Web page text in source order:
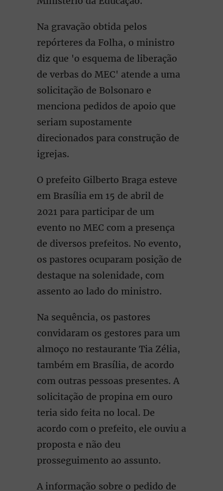
Na gravação obtida pelos
repórteres da Folha, o ministro
diz que 'o esquema de liberação
de verbas do MEC' atende a uma
solicitação de Bolsonaro e
menciona pedidos de apoio que
seriam supostamente
direcionados para construção de
igrejas.
O prefeito Gilberto Braga esteve
em Brasília em 15 de abril de
2021 para participar de um
evento no MEC com a presença
de diversos prefeitos. No evento,
os pastores ocuparam posição de
destaque na solenidade, com
assento ao lado do ministro.
Na sequência, os pastores
convidaram os gestores para um
almoço no restaurante Tia Zélia,
também em Brasília, de acordo
com outras pessoas presentes. A
solicitação de propina em ouro
teria sido feita no local. De
acordo com o prefeito, ele ouviu a
proposta e não deu
prosseguimento ao assunto.
A informação sobre o pedido de